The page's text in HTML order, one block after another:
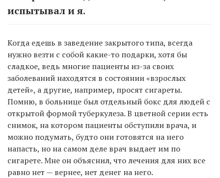
испытывал и я.
Когда едешь в заведение закрытого типа, всегда
нужно везти с собой какие-то подарки, хотя бы
сладкое, ведь многие пациенты из-за своих
заболеваний находятся в состоянии «взрослых
детей», а другие, например, просят сигареты.
Помню, в больнице был отдельный бокс для людей с
открытой формой туберкулеза. В цветной серии есть
снимок, на котором пациенты обступили врача, и
можно подумать, будто они готовятся на него
напасть, но на самом деле врач выдает им по
сигарете. Мне он объяснил, что лечения для них все
равно нет — вернее, нет денег на него.